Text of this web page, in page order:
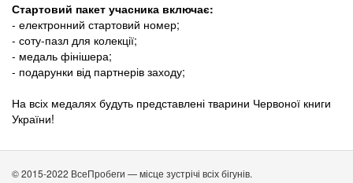
Стартовий пакет учасника включає:
- електронний стартовий номер;
- соту-пазл для колекції;
- медаль фінішера;
- подарунки від партнерів заходу;
На всіх медалях будуть представлені тварини Червоної книги
України!
© 2015-2022 ВсеПробеги — місце зустрічі всіх бігунів.